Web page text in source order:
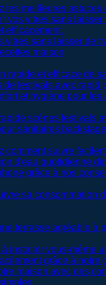
vitres sans laisser de
maison
scènes festivals
sanitaires backstage
sa consommation
terrasse agréable à